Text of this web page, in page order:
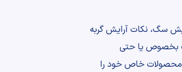
سگ، نکات آرایش گربه
بخصوص یا حتی
محصولات خاص خود را